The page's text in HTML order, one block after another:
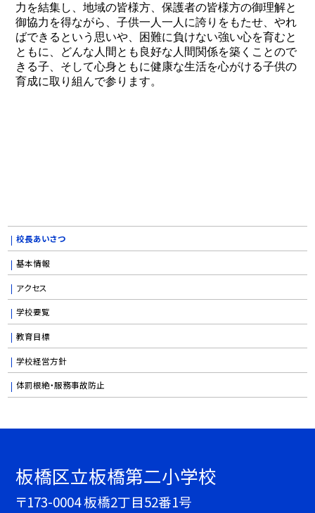
力を結集し、地域の皆様方、保護者の皆様方の御理解と
御協力を得ながら、子供一人一人に誇りをもたせ、やれ
ばできるという思いや、困難に負けない強い心を育むと
ともに、どんな人間とも良好な人間関係を築くことので
きる子、そして心身ともに健康な生活を心がける子供の
育成に取り組んで参ります。
校長あいさつ
基本情報
アクセス
学校要覧
教育目標
学校経営方針
体罰根絶・服務事故防止
板橋区立板橋第二小学校
〒173-0004 板橋2丁目52番1号